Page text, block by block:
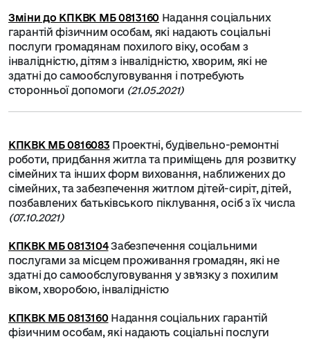
Зміни до КПКВК МБ 0813160 Надання соціальних
гарантій фізичним особам, які надають соціальні
послуги громадянам похилого віку, особам з
інвалідністю, дітям з інвалідністю, хворим, які не
здатні до самообслуговування і потребують
сторонньої допомоги (21.05.2021)
КПКВК МБ 0816083 Проектні, будівельно-ремонтні
роботи, придбання житла та приміщень для розвитку
сімейних та інших форм виховання, наближених до
сімейних, та забезпечення житлом дітей-сиріт, дітей,
позбавлених батьківського піклування, осіб з їх числа
(07.10.2021)
КПКВК МБ 0813104Забезпечення соціальними
послугами за місцем проживання громадян, які не
здатні до самообслуговування у зв’язку з похилим
віком, хворобою, інвалідністю
КПКВК МБ 0813160Надання соціальних гарантій
фізичним особам, які надають соціальні послуги